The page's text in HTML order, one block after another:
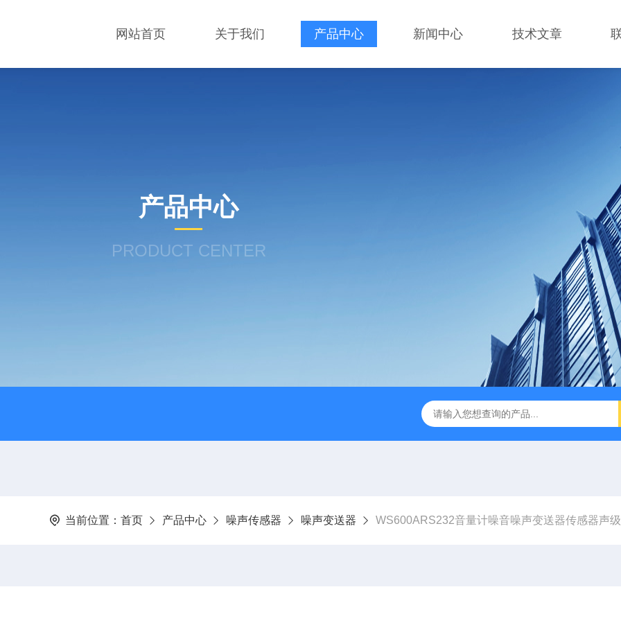
网站首页 关于我们 产品中心 新闻中心 技术文章
产品中心
PRODUCT CENTER
当前位置： 首页 产品中心 噪声传感器 噪声变送器 WS600ARS232音量计噪音噪声变送器传感器声